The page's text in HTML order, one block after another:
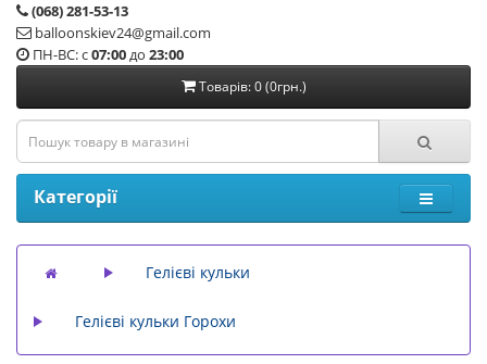
(068) 281-53-13
balloonskiev24@gmail.com
ПН-ВС: с07:00до 23:00
Товарів: 0 (0грн.)
Категорії
Гелієві кульки
Гелієві кульки Горохи